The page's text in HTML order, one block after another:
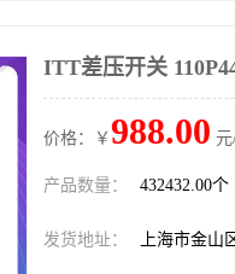
ITT差压开关
价格：￥ 988.00
产品数量： 432432.00个
发货地址： 上海市金山